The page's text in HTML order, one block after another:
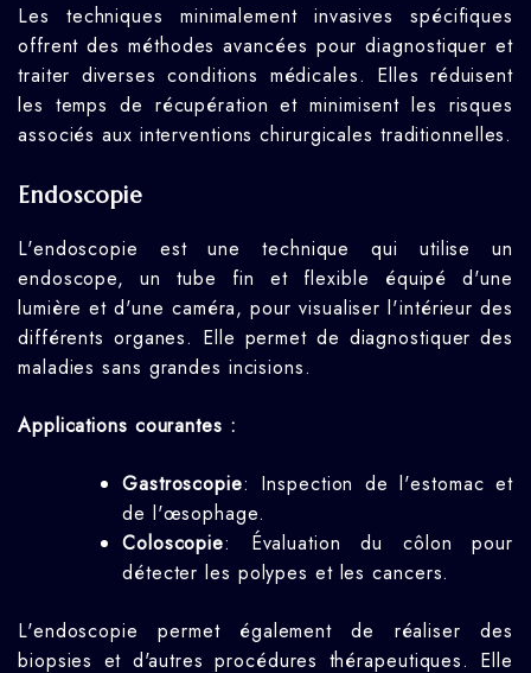
Les techniques minimalement invasives spécifiques
offrent des méthodes avancées pour diagnostiquer et
traiter diverses conditions médicales. Elles réduisent
les temps de récupération et minimisent les risques
associés aux interventions chirurgicales traditionnelles.
Endoscopie
L'endoscopie est une technique qui utilise un
endoscope, un tube fin et flexible équipé d'une
lumière et d'une caméra, pour visualiser l'intérieur des
différents organes. Elle permet de diagnostiquer des
maladies sans grandes incisions.
Applications courantes :
Gastroscopie: Inspection de l'estomac et
de l'œsophage.
Coloscopie: Évaluation du côlon pour
détecter les polypes et les cancers.
L'endoscopie permet également de réaliser des
biopsies et d'autres procédures thérapeutiques. Elle